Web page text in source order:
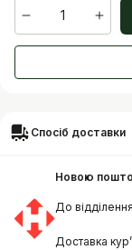
1
Спосіб доставки
Новою
До відділення
Доставка